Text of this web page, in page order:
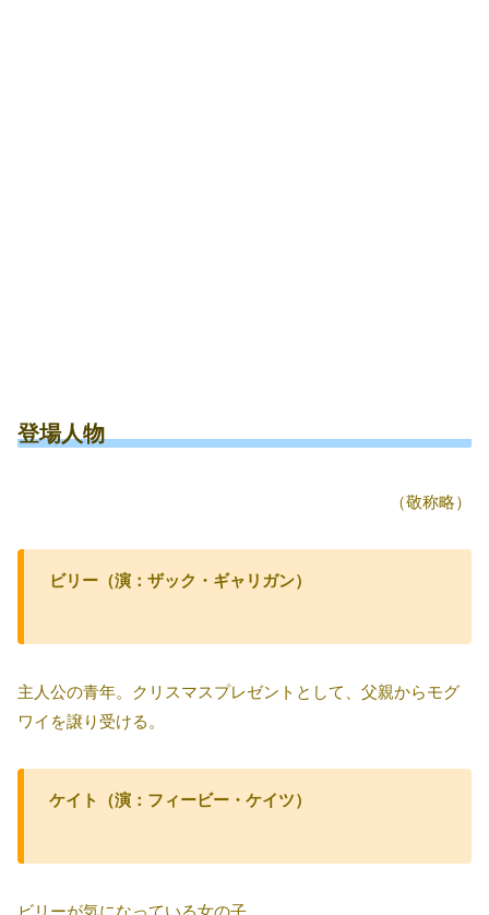
登場人物
（敬称略）
ビリー（演：ザック・ギャリガン）
主人公の青年。クリスマスプレゼントとして、父親からモグ
ワイを譲り受ける。
ケイト（演：フィービー・ケイツ）
ビリーが気になっている女の子。